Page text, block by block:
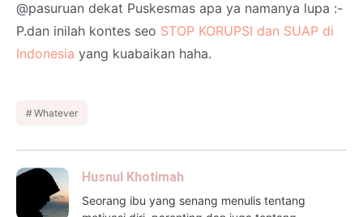
@pasuruan dekat Puskesmas apa ya namanya lupa :-
P.dan inilah kontes seo STOP KORUPSI dan SUAP di
Indonesia yang kuabaikan haha.
Whatever
Husnul Khotimah
Seorang ibu yang senang menulis tentang